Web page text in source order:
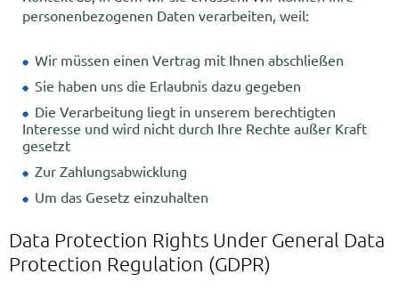
personenbezogenen Daten verarbeiten, weil:
Wir müssen einen Vertrag mit Ihnen abschließen
Sie haben uns die Erlaubnis dazu gegeben
Die Verarbeitung liegt in unserem berechtigten
Interesse und wird nicht durch Ihre Rechte außer Kraft
gesetzt
Zur Zahlungsabwicklung
Um das Gesetz einzuhalten
Data Protection Rights Under General Data
Protection Regulation (GDPR)